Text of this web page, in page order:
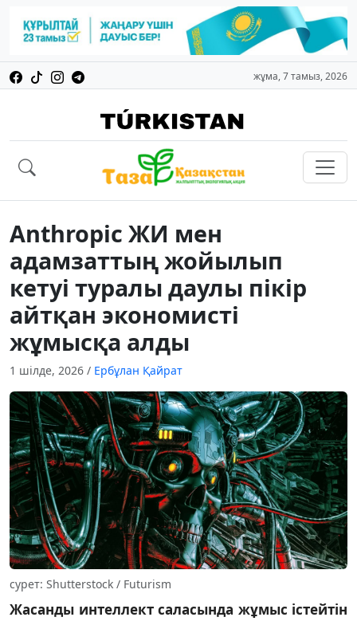
жұма, 7 тамыз, 2026
Anthropic ЖИ мен
адамзаттың жойылып
кетуі туралы даулы пікір
айтқан экономисті
жұмысқа алды
1 шілде, 2026 / Ербұлан Қайрат
сурет: Shutterstock / Futurism
Жасанды интеллект саласында жұмыс істейтін